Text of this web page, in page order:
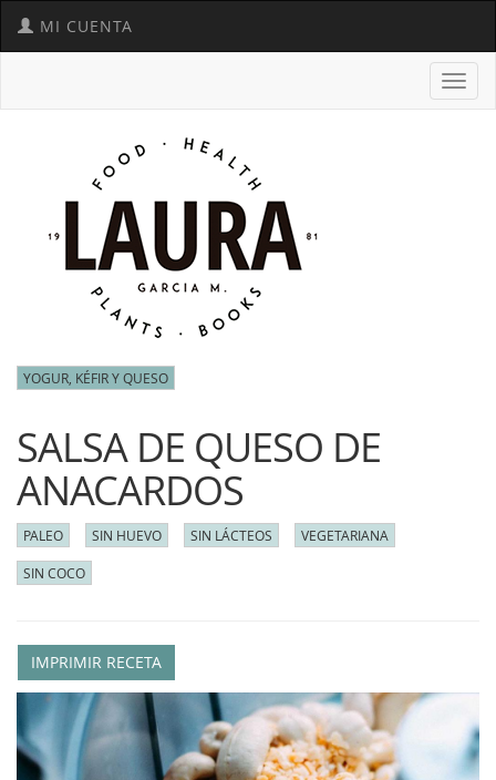
MI CUENTA
YOGUR, KÉFIR Y QUESO
SALSA DE QUESO DE
ANACARDOS
PALEO SIN HUEVO SIN LÁCTEOS VEGETARIANA
SIN COCO
IMPRIMIR RECETA